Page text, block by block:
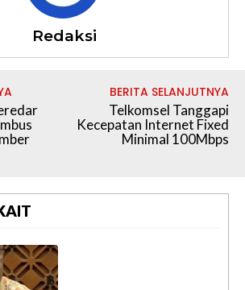
Redaksi
BERITA SELANJUTNYA
Telkomsel Tanggapi
Kecepatan Internet Fixed
Minimal 100Mbps